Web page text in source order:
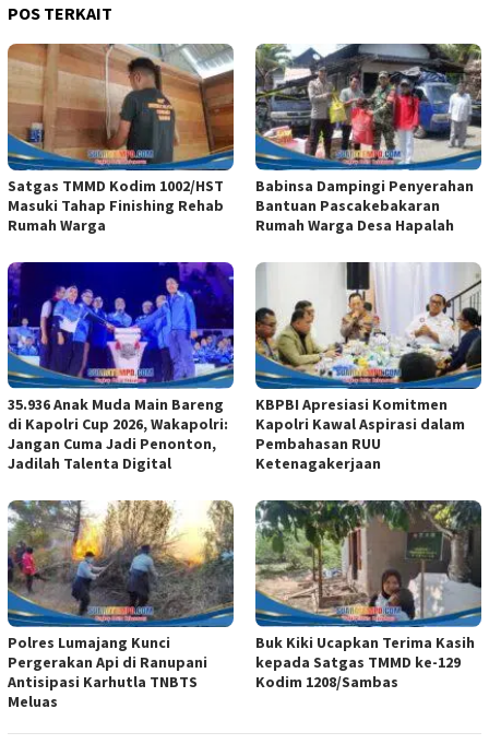
POS TERKAIT
Satgas TMMD Kodim 1002/HST
Masuki Tahap Finishing Rehab
Rumah Warga
Babinsa Dampingi Penyerahan
Bantuan Pascakebakaran
Rumah Warga Desa Hapalah
35.936 Anak Muda Main Bareng
di Kapolri Cup 2026, Wakapolri:
Jangan Cuma Jadi Penonton,
Jadilah Talenta Digital
KBPBI Apresiasi Komitmen
Kapolri Kawal Aspirasi dalam
Pembahasan RUU
Ketenagakerjaan
Polres Lumajang Kunci
Pergerakan Api di Ranupani
Antisipasi Karhutla TNBTS
Meluas
Buk Kiki Ucapkan Terima Kasih
kepada Satgas TMMD ke-129
Kodim 1208/Sambas